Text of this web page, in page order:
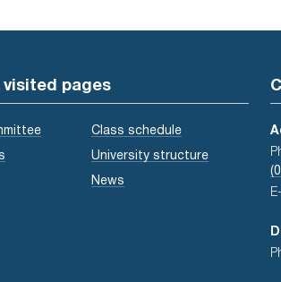
visited pages
Class schedule
University structure
News